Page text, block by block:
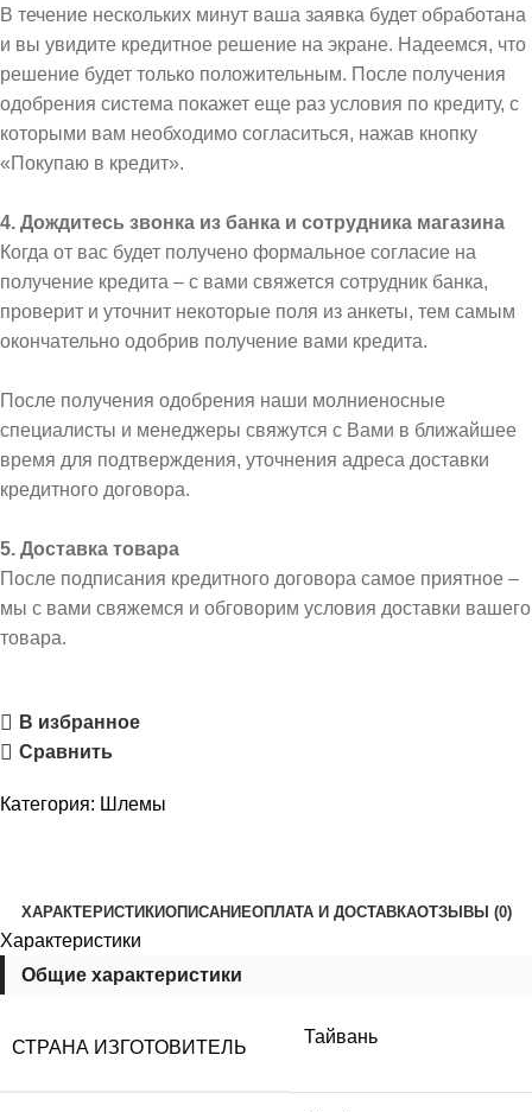
В течение нескольких минут ваша заявка будет обработана
и вы увидите кредитное решение на экране. Надеемся, что
решение будет только положительным. После получения
одобрения система покажет еще раз условия по кредиту, с
которыми вам необходимо согласиться, нажав кнопку
«Покупаю в кредит».
4. Дождитесь звонка из банка и сотрудника магазина
Когда от вас будет получено формальное согласие на
получение кредита – с вами свяжется сотрудник банка,
проверит и уточнит некоторые поля из анкеты, тем самым
окончательно одобрив получение вами кредита.
После получения одобрения наши молниеносные
специалисты и менеджеры свяжутся с Вами в ближайшее
время для подтверждения, уточнения адреса доставки
кредитного договора.
5. Доставка товара
После подписания кредитного договора самое приятное –
мы с вами свяжемся и обговорим условия доставки вашего
товара.
В избранное
Сравнить
Категория: Шлемы
ХАРАКТЕРИСТИКИОПИСАНИЕОПЛАТА И ДОСТАВКАОТЗЫВЫ (0)
Характеристики
Общие характеристики
СТРАНА ИЗГОТОВИТЕЛЬ
Тайвань